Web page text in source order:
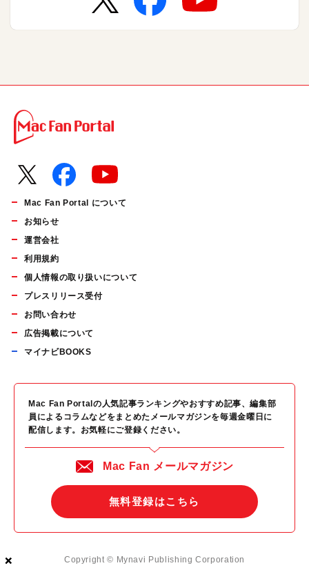
×
×
×
Mac Fan Portal について
お知らせ
運営会社
利用規約
個人情報の取り扱いについて
プレスリリース受付
お問い合わせ
広告掲載について
マイナビBOOKS
Mac Fan Portalの人気記事ランキングやおすすめ記事、編集部
員によるコラムなどをまとめたメールマガジンを毎週金曜日に
配信します。お気軽にご登録ください。
Mac Fan メールマガジン
無料登録はこちら
Copyright © Mynavi Publishing Corporation